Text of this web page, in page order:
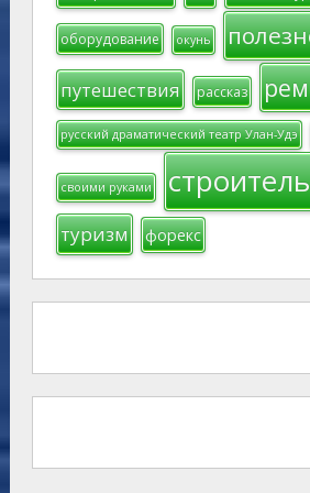
оборудование окунь
путешествия рассказ
русский драматический театр Улан-Удэ
своими руками
туризм форекс